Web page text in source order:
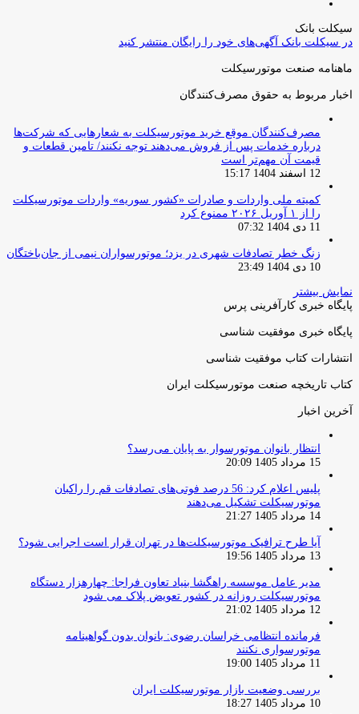
سیکلت بانک
در سیکلت بانک آگهی‌های خود را رایگان منتشر کنید
ماهنامه صنعت موتورسیکلت
اخبار مربوط به حقوق مصرف‌کنندگان
مصرف‌کنندگان موقع خرید موتورسیکلت به شعارهایی که شرکت‌ها
درباره خدمات پس از فروش می‌دهند توجه نکنند/ تامین قطعات و
قیمت آن مهم‌تر است
12 اسفند 1404 15:17
کمیته ملی واردات و صادرات «کشور سوریه» واردات موتورسیکلت
را از ۱ آوریل ۲۰۲۶ ممنوع کرد
11 دی 1404 07:32
زنگ خطر تصادفات شهری در یزد؛ موتورسواران نیمی از جان‌باختگان
10 دی 1404 23:49
نمایش بیشتر
پایگاه خبری کارآفرینی پرس
پایگاه خبری موفقیت شناسی
انتشارات کتاب موفقیت شناسی
کتاب تاریخچه صنعت موتورسیکلت ایران
آخرین اخبار
انتظار بانوان موتورسوار به پایان می‌رسد؟
15 مرداد 1405 20:09
پلیس اعلام کرد: 56 درصد فوتی‌های تصادفات قم را راکبان
موتورسیکلت تشکیل می‌دهند
14 مرداد 1405 21:27
آیا طرح ترافیک موتورسیکلت‌ها در تهران قرار است اجرایی شود؟
13 مرداد 1405 19:56
مدیر عامل موسسه راهگشا بنیاد تعاون فراجا: چهارهزار دستگاه
موتورسیکلت روزانه در کشور تعویض پلاک می شود
12 مرداد 1405 21:02
فرمانده انتظامی خراسان رضوی: بانوان بدون گواهینامه
موتورسواری نکنند
11 مرداد 1405 19:00
بررسی وضعیت بازار موتورسیکلت ایران
10 مرداد 1405 18:27